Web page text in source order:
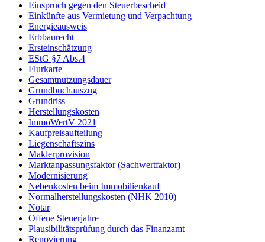
Einspruch gegen den Steuerbescheid
Einkünfte aus Vermietung und Verpachtung
Energieausweis
Erbbaurecht
Ersteinschätzung
EStG §7 Abs.4
Flurkarte
Gesamtnutzungsdauer
Grundbuchauszug
Grundriss
Herstellungskosten
ImmoWertV 2021
Kaufpreisaufteilung
Liegenschaftszins
Maklerprovision
Marktanpassungsfaktor (Sachwertfaktor)
Modernisierung
Nebenkosten beim Immobilienkauf
Normalherstellungskosten (NHK 2010)
Notar
Offene Steuerjahre
Plausibilitätsprüfung durch das Finanzamt
Renovierung